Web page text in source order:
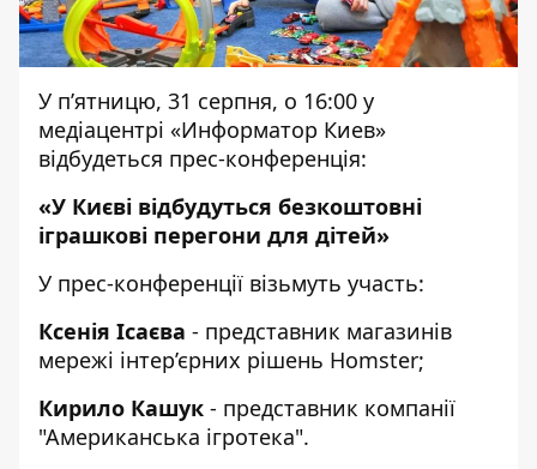
У п’ятницю, 31 серпня, о 16:00 у
медіацентрі «Информатор Киев»
відбудеться прес-конференція:
«У Києві відбудуться безкоштовні
іграшкові перегони для дітей»
У прес-конференції візьмуть участь:
Ксенія Ісаєва - представник магазинів
мережі інтер’єрних рішень Homster;
Кирило Кашук - представник компанії
"Американська ігротека".